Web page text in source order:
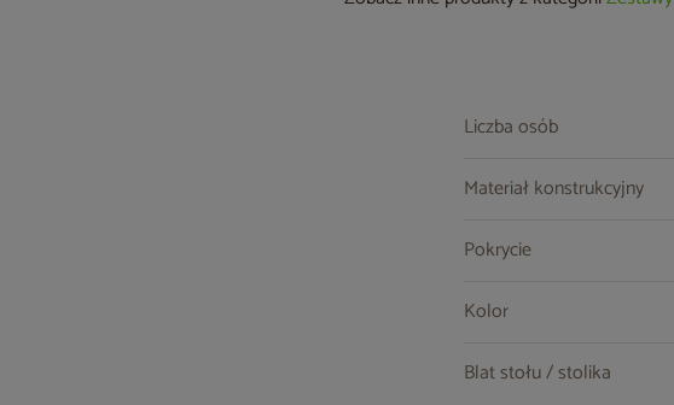
Liczba osób
Materiał konstrukcyjny
Pokrycie
Kolor
Blat stołu / stolika